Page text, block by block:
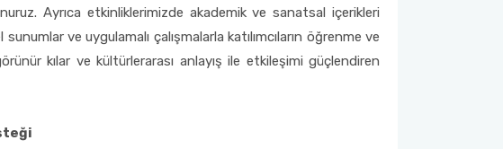
Ayrıca etkinliklerimizde akademik ve sanatsal içerikleri
ve uygulamalı çalışmalarla katılımcıların öğrenme ve
kılar ve kültürlerarası anlayış ile etkileşimi güçlendiren